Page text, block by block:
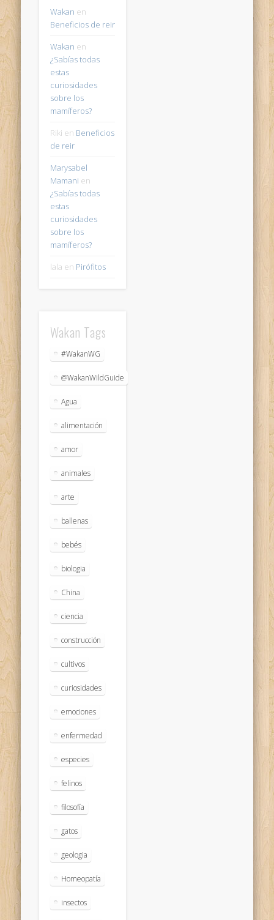
Wakan en
Beneficios de reir
Wakan en
¿Sabías todas
estas
curiosidades
sobre los
mamíferos?
Riki en Beneficios
de reir
Marysabel
Mamani en
¿Sabías todas
estas
curiosidades
sobre los
mamíferos?
lala en Pirófitos
Wakan Tags
#WakanWG
@WakanWildGuide
Agua
alimentación
amor
animales
arte
ballenas
bebés
biologia
China
ciencia
construcción
cultivos
curiosidades
emociones
enfermedad
especies
felinos
filosofía
gatos
geologia
Homeopatía
insectos